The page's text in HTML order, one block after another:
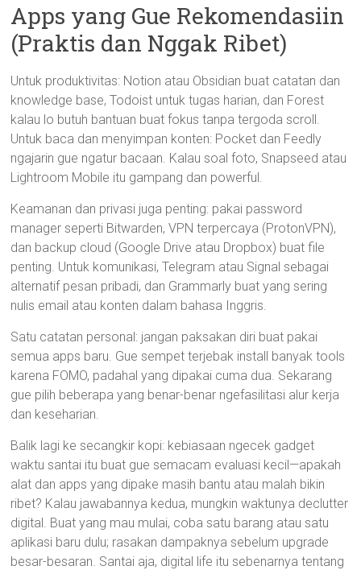
Apps yang Gue Rekomendasiin
(Praktis dan Nggak Ribet)
Untuk produktivitas: Notion atau Obsidian buat catatan dan
knowledge base, Todoist untuk tugas harian, dan Forest
kalau lo butuh bantuan buat fokus tanpa tergoda scroll.
Untuk baca dan menyimpan konten: Pocket dan Feedly
ngajarin gue ngatur bacaan. Kalau soal foto, Snapseed atau
Lightroom Mobile itu gampang dan powerful.
Keamanan dan privasi juga penting: pakai password
manager seperti Bitwarden, VPN terpercaya (ProtonVPN),
dan backup cloud (Google Drive atau Dropbox) buat file
penting. Untuk komunikasi, Telegram atau Signal sebagai
alternatif pesan pribadi, dan Grammarly buat yang sering
nulis email atau konten dalam bahasa Inggris.
Satu catatan personal: jangan paksakan diri buat pakai
semua apps baru. Gue sempet terjebak install banyak tools
karena FOMO, padahal yang dipakai cuma dua. Sekarang
gue pilih beberapa yang benar-benar ngefasilitasi alur kerja
dan keseharian.
Balik lagi ke secangkir kopi: kebiasaan ngecek gadget
waktu santai itu buat gue semacam evaluasi kecil—apakah
alat dan apps yang dipake masih bantu atau malah bikin
ribet? Kalau jawabannya kedua, mungkin waktunya declutter
digital. Buat yang mau mulai, coba satu barang atau satu
aplikasi baru dulu; rasakan dampaknya sebelum upgrade
besar-besaran. Santai aja, digital life itu sebenarnya tentang